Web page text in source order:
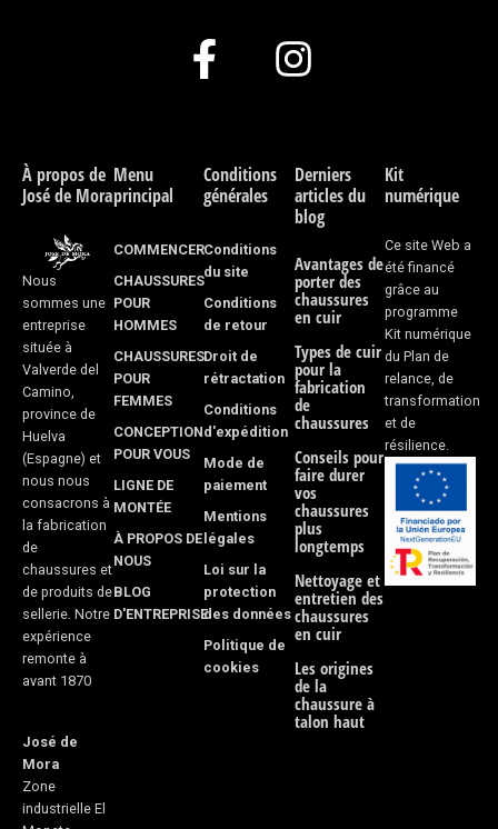
F
e
b
o
o
k
-
f
I
t
a
g
r
a
m
À propos de
José de Mora
Nous
sommes une
entreprise
située à
Valverde del
Camino,
province de
Huelva
(Espagne) et
nous nous
consacrons à
la fabrication
de
chaussures et
de produits de
sellerie. Notre
expérience
remonte à
avant 1870
José de
Mora
Zone
industrielle El
Menu
principal
COMMENCER
CHAUSSURES
POUR
HOMMES
CHAUSSURES
POUR
FEMMES
CONCEPTION
POUR VOUS
LIGNE DE
MONTÉE
À PROPOS DE
NOUS
BLOG
D'ENTREPRISE
Conditions
générales
Conditions
du site
Conditions
de retour
Droit de
rétractation
Conditions
d'expédition
Mode de
paiement
Mentions
légales
Loi sur la
protection
des données
Politique de
cookies
Derniers
articles du
blog
Avantages de
porter des
chaussures
en cuir
Types de cuir
pour la
fabrication
de
chaussures
Conseils pour
faire durer
vos
chaussures
plus
longtemps
Nettoyage et
entretien des
chaussures
en cuir
Les origines
de la
chaussure à
talon haut
Kit
numérique
Ce site Web a
été financé
grâce au
programme
Kit numérique
du Plan de
relance, de
transformation
et de
résilience.